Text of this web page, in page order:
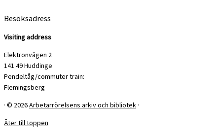
Besöksadress
Visiting address
Elektronvägen 2
141 49 Huddinge
Pendeltåg/commuter train:
Flemingsberg
· © 2026Arbetarrörelsens arkiv och bibliotek ·
Åter till toppen